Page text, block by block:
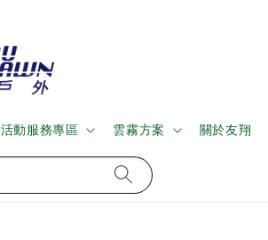
活動服務專區 雲霧方案 關於友翔